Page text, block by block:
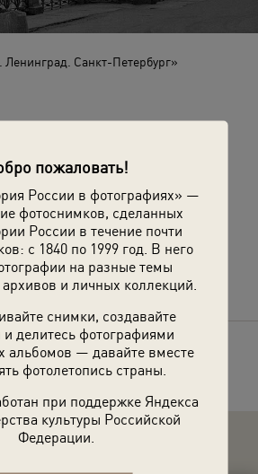
пожаловать!
России в фотографиях» —
фотоснимков, сделанных
России в течение почти
с 1840 по 1999 год. В него
на разные темы
и личных коллекций.
снимки, создавайте
и делитесь фотографиями
альбомов — давайте вместе
фотолетопись страны.
при поддержке Яндекса
культуры Российской
Федерации.
Санкт-Петербург»
Ленинград. Санкт-Петербург"
фотографией.
друзьям об этом фото